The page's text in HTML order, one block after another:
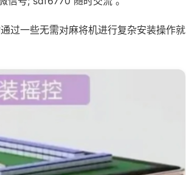
过一些无需对麻将机进行复杂安装操作就